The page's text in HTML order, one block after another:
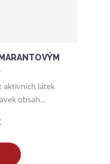
aktivních látek
obsah...